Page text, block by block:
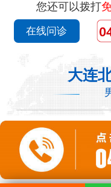
您还可以拨打
在线问诊
大连